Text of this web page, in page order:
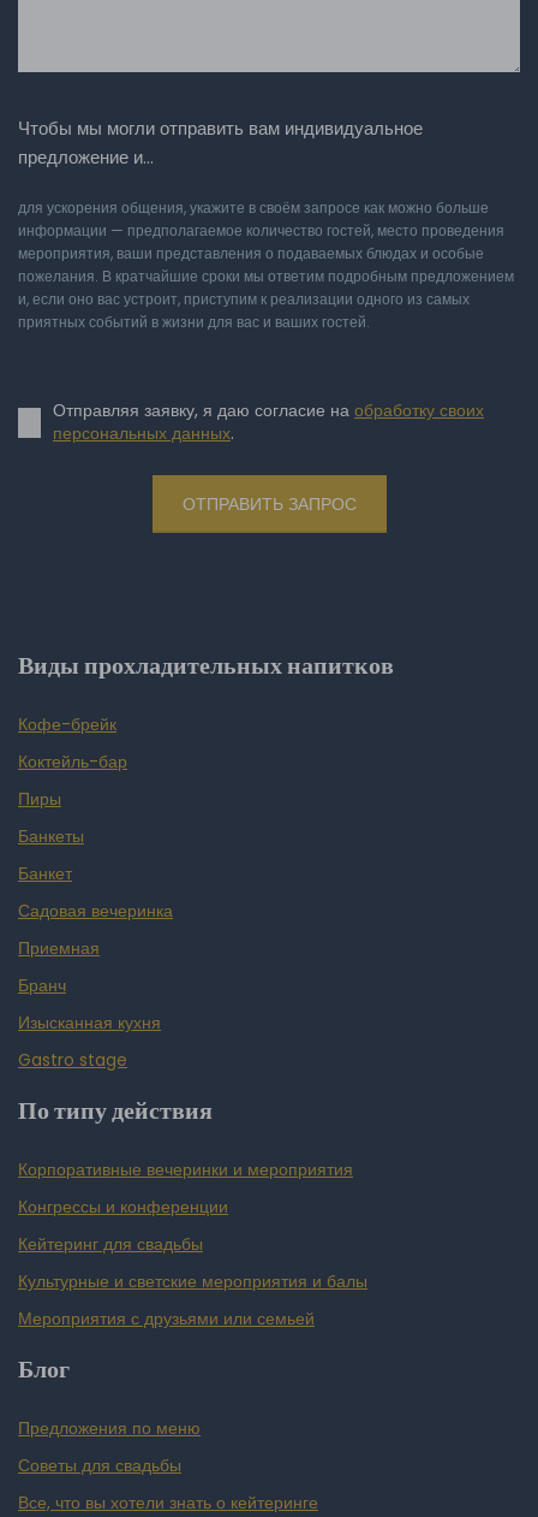
Чтобы мы могли отправить вам индивидуальное
предложение и…
для ускорения общения, укажите в своём запросе как можно больше
информации — предполагаемое количество гостей, место проведения
мероприятия, ваши представления о подаваемых блюдах и особые
пожелания. В кратчайшие сроки мы ответим подробным предложением
и, если оно вас устроит, приступим к реализации одного из самых
приятных событий в жизни для вас и ваших гостей.
Отправляя заявку, я даю согласие на обработку своих
персональных данных.
ОТПРАВИТЬ ЗАПРОС
Виды прохладительных напитков
Кофе-брейк
Коктейль-бар
Пиры
Банкеты
Банкет
Садовая вечеринка
Приемная
Бранч
Изысканная кухня
Gastro stage
По типу действия
Корпоративные вечеринки и мероприятия
Конгрессы и конференции
Кейтеринг для свадьбы
Культурные и светские мероприятия и балы
Мероприятия с друзьями или семьей
Блог
Предложения по меню
Советы для свадьбы
Все, что вы хотели знать о кейтеринге